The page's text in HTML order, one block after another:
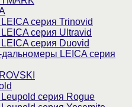
серия Trinovid
серия Ultravid
серия Duovid
дальномеры LEICA серия
серия Rogue